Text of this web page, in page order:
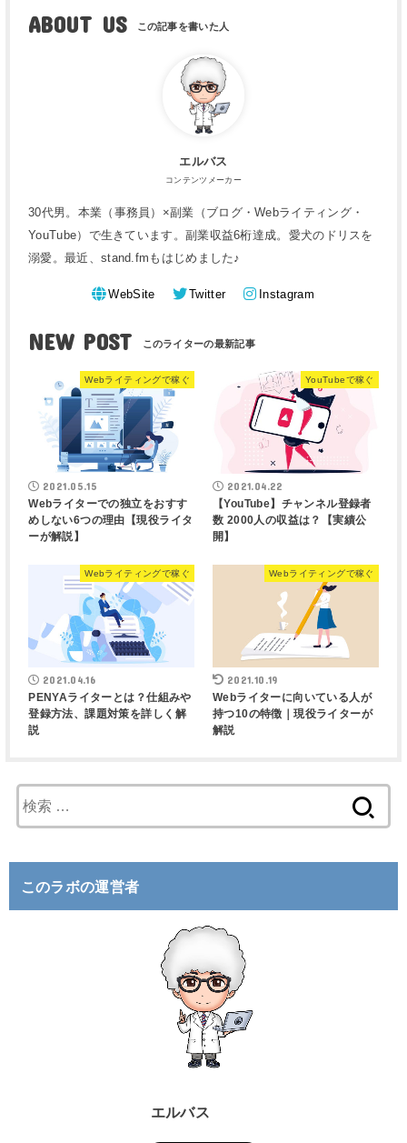
ABOUT US
エルバス
コンテンツメーカー
30代男。本業（事務員）×副業（ブログ・Webライティング・
YouTube）で生きています。副業収益6桁達成。愛犬のドリスを
溺愛。最近、stand.fmもはじめました♪
WebSite Twitter Instagram
NEW POST
Webライティングで稼ぐ
2021.05.15
Webライターでの独立をおすす
めしない6つの理由【現役ライタ
ーが解説】
YouTubeで稼ぐ
2021.04.22
【YouTube】チャンネル登録者
数 2000人の収益は？【実績公
開】
Webライティングで稼ぐ
2021.04.16
PENYAライターとは？仕組みや
登録方法、課題対策を詳しく解
説
Webライティングで稼ぐ
2021.10.19
Webライターに向いている人が
持つ10の特徴｜現役ライターが
解説
索
このラボの運営者
エルバス